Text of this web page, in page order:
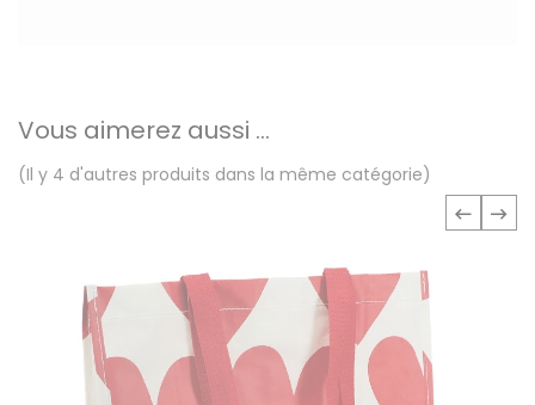
Vous aimerez aussi ...
(Il y 4 d'autres produits dans la même catégorie)